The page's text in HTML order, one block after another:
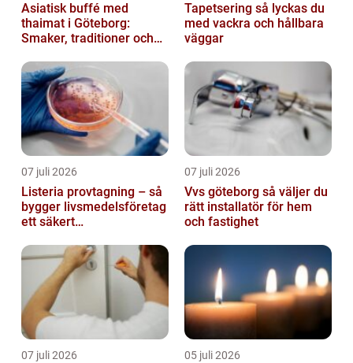
Asiatisk buffé med
thaimat i Göteborg:
Smaker, traditioner och
Tapetsering så lyckas du
med vackra och hållbara
väggar
07 juli 2026
Listeria provtagning – så
bygger livsmedelsföretag
ett säkert
07 juli 2026
Vvs göteborg så väljer du
rätt installatör för hem
och fastighet
07 juli 2026 05 juli 2026